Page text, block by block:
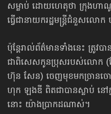
សម្លាប់ ដោយហេតុថា ក្រុងហ
ធ្វើជានាយករដ្ឋមន្ត្រី​ជំនួសលោ
ប៉ុន្តែរាល់ព័ត៌មានទាំងនេះ ត្រូ
ជាពិសេសកូនប្រុសរបស់លោក (
ហ៊ុន សែន) ចេញមុខមកច្រានច
ហុក ឡងឌី ពិតជាបានស្លាប់ នៅក្នុង
នោះ យ៉ាងប្រាកដណាស់។